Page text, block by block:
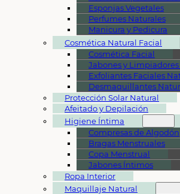
Esponjas Vegetales
Perfumes Naturales
Manicura y Pedicura
Cosmética Natural Facial
Cosmética Facial
Jabones y
Exfoliantes Faciales
Desmaquillantes
Protección Solar Natural
Afeitado y Depilación
Higiene Íntima
Compresas de Algodón
Bragas Menstruales
Copa Menstrual
Jabones Íntimos
Ropa Interior
Maquillaje Natural